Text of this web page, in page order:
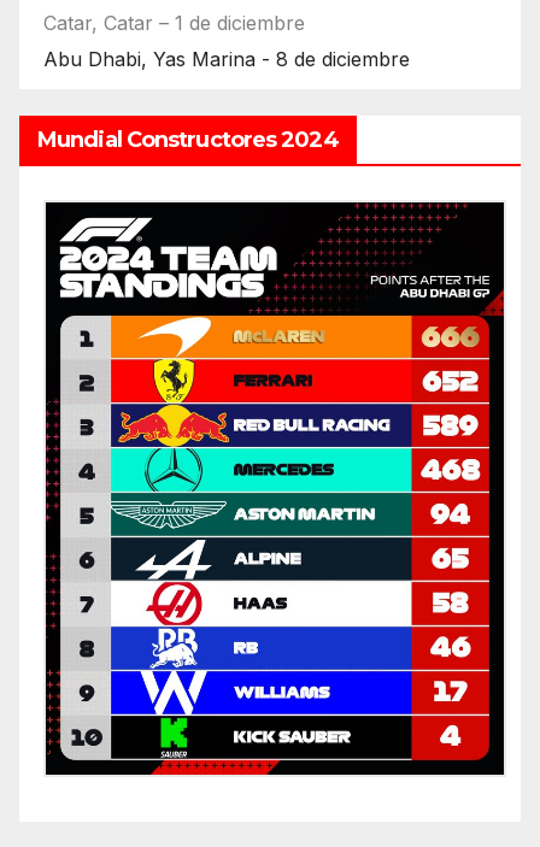
Catar, Catar – 1 de diciembre
Abu Dhabi, Yas Marina - 8 de diciembre
Mundial Constructores 2024